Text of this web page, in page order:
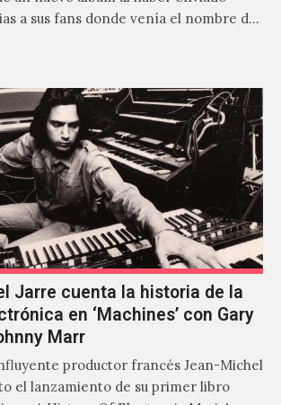
a sus fans donde venía el nombre de
Jarre cuenta la historia de la
en ‘Machines’ con Gary
Marr
productor francés Jean-Michel
el lanzamiento de su primer libro